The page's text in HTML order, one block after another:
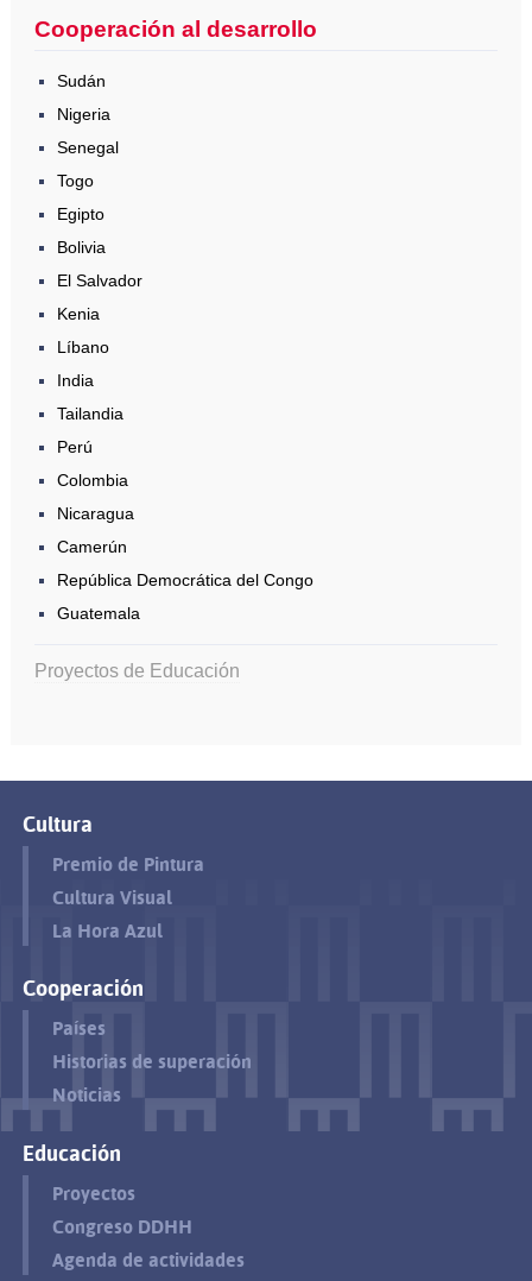
Cooperación al desarrollo
Sudán
Nigeria
Senegal
Togo
Egipto
Bolivia
El Salvador
Kenia
Líbano
India
Tailandia
Perú
Colombia
Nicaragua
Camerún
República Democrática del Congo
Guatemala
Proyectos de Educación
Cultura
Premio de Pintura
Cultura Visual
La Hora Azul
Cooperación
Países
Historias de superación
Noticias
Educación
Proyectos
Congreso DDHH
Agenda de actividades